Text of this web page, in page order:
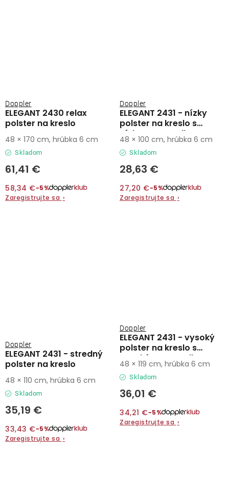
ELEGANT 2430 relax
polster na kreslo
Doppler
Skladom
61,41 €
58,34 €−5%
Zaregistrujte sa ›
48 × 170 cm, hrúbka 6 cm
ELEGANT 2431 - nízky
polster na kreslo s
nízkym operadlom
Doppler
Skladom
28,63 €
27,20 €−5%
Zaregistrujte sa ›
48 × 100 cm, hrúbka 6 cm
ELEGANT 2431 - stredný
polster na kreslo
Doppler
Skladom
35,19 €
33,43 €−5%
Zaregistrujte sa ›
48 × 110 cm, hrúbka 6 cm
ELEGANT 2431 - vysoký
polster na kreslo s
vysokým operadlom
Doppler
Skladom
36,01 €
34,21 €−5%
Zaregistrujte sa ›
48 × 119 cm, hrúbka 6 cm